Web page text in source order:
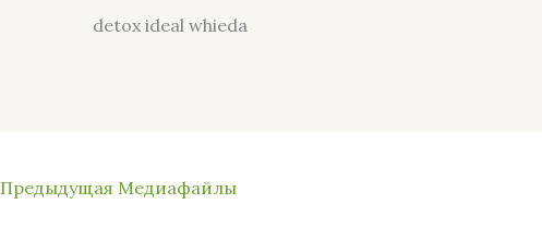
detox ideal whieda
Предыдущая Медиафайлы